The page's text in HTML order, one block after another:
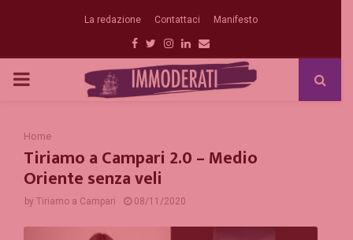
La redazione Contattaci Manifesto
Facebook
Twitter
Instagram
Linkedin
Email
PRIMARY
Home
Tiriamo a Campari 2.0 – Medio
Oriente senza veli
by Tiriamo a Campari 08/11/2020